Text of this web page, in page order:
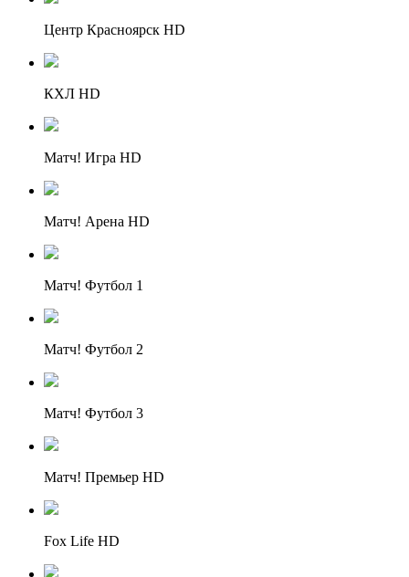
Центр Красноярск HD
КХЛ HD
Матч! Игра HD
Матч! Арена HD
Матч! Футбол 1
Матч! Футбол 2
Матч! Футбол 3
Матч! Премьер HD
Fox Life HD